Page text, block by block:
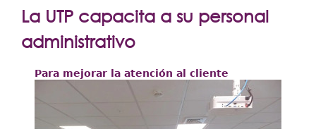
Postgrados
La UTP capacita a su personal
administrativo
Para mejorar la atención al cliente